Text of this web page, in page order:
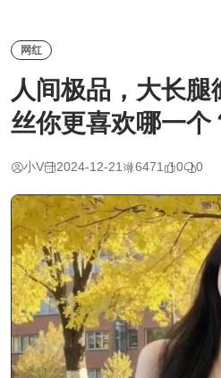
网红
人间极品，大长
丝你更喜欢哪一个
小V 2024-12-21 6471 0 0